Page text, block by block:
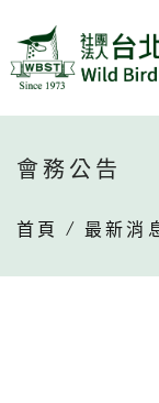
會務公告
首頁 / 最新消